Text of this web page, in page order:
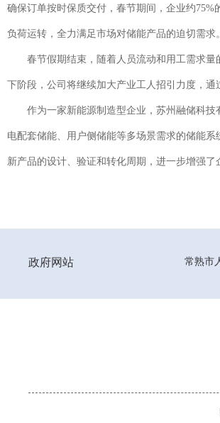
确保订单按时保质交付，春节期间，企业约
负荷运转，全力满足市场对储能产品的迫切需
春节假期结束，随着人员流动和用工需求
下阶段，公司将继续加大产业工人招引力度，
作为一家新能源制造型企业，苏州融储科
电配套储能、用户侧储能等多场景需求的储能
新产品的设计、验证和转化周期，进一步增强
政府网站 常熟市